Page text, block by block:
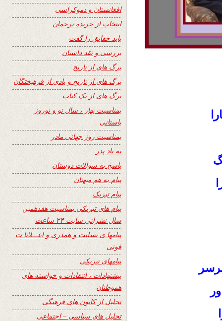
افغانستان و دموکراسی
انتخاب از جریده ترجمان
باید حقایق را گفت
بررسی و نقد داستان
برگ های از تاریخ
برگ های از تاریخ و یادی از فرهیختگان
برگ های از یک کتاب
بمناسبت بهار ، سال نو و نوروز
باستانی
بمناسبت روز جهانی مادر
به یاد پدر
پاسخ به سوالات دوستان
پیام به هم میهنان
پیام تبریک
پیام های تبریکی بمناسبت هفدهمین
سال نشراتی سایت ۲۴ ساعت
پیامها ی تسلیت و همدری و اعـــلانا ت
فوتی
پیامهای تبریکی
پیشنهادات ، انتقادات و خواسته های
هموطنان
تجلیل از کانون های فرهنگی
تحلیل های سیاسی – اجتماعی